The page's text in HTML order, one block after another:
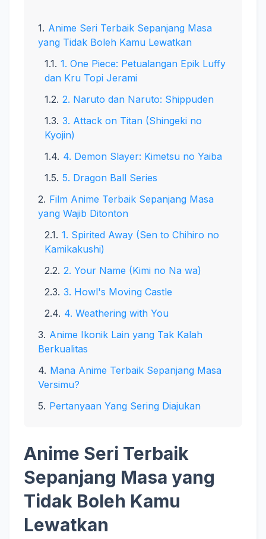
Anime Seri Terbaik Sepanjang Masa
yang Tidak Boleh Kamu Lewatkan
1. One Piece: Petualangan Epik Luffy
dan Kru Topi Jerami
2. Naruto dan Naruto: Shippuden
3. Attack on Titan (Shingeki no
Kyojin)
4. Demon Slayer: Kimetsu no Yaiba
5. Dragon Ball Series
Film Anime Terbaik Sepanjang Masa
yang Wajib Ditonton
1. Spirited Away (Sen to Chihiro no
Kamikakushi)
2. Your Name (Kimi no Na wa)
3. Howl's Moving Castle
4. Weathering with You
Anime Ikonik Lain yang Tak Kalah
Berkualitas
Mana Anime Terbaik Sepanjang Masa
Versimu?
Pertanyaan Yang Sering Diajukan
Anime Seri Terbaik
Sepanjang Masa yang
Tidak Boleh Kamu
Lewatkan